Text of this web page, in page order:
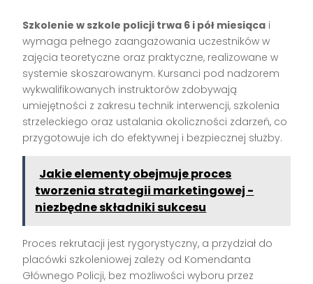
Szkolenie w szkole policji trwa 6 i pół miesiąca i
wymaga pełnego zaangażowania uczestników w
zajęcia teoretyczne oraz praktyczne, realizowane w
systemie skoszarowanym. Kursanci pod nadzorem
wykwalifikowanych instruktorów zdobywają
umiejętności z zakresu technik interwencji, szkolenia
strzeleckiego oraz ustalania okoliczności zdarzeń, co
przygotowuje ich do efektywnej i bezpiecznej służby.
Jakie elementy obejmuje proces
tworzenia strategii marketingowej -
niezbędne składniki sukcesu
Proces rekrutacji jest rygorystyczny, a przydział do
placówki szkoleniowej zależy od Komendanta
Głównego Policji, bez możliwości wyboru przez